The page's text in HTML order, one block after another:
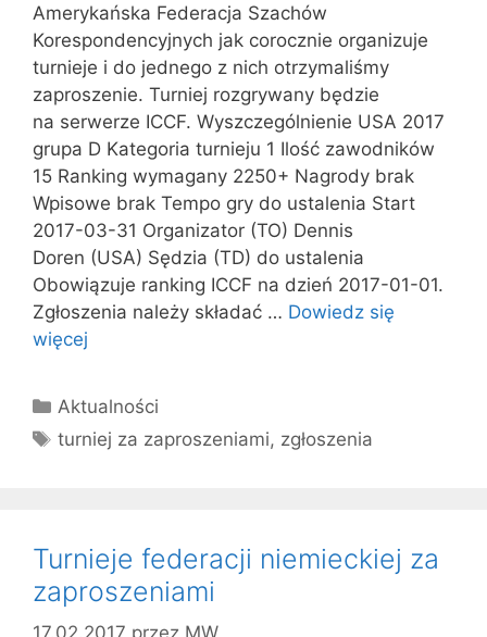
Amerykańska Federacja Szachów
Korespondencyjnych jak corocznie organizuje
turnieje i do jednego z nich otrzymaliśmy
zaproszenie. Turniej rozgrywany będzie
na serwerze ICCF. Wyszczególnienie USA 2017
grupa D Kategoria turnieju 1 Ilość zawodników
15 Ranking wymagany 2250+ Nagrody brak
Wpisowe brak Tempo gry do ustalenia Start
2017-03-31 Organizator (TO) Dennis
Doren (USA) Sędzia (TD) do ustalenia
Obowiązuje ranking ICCF na dzień 2017-01-01.
Zgłoszenia należy składać … Dowiedz się
więcej
Kategorie
Aktualności
Tagi
turniej za zaproszeniami, zgłoszenia
Turnieje federacji niemieckiej za
zaproszeniami
17.02.2017 przez MW